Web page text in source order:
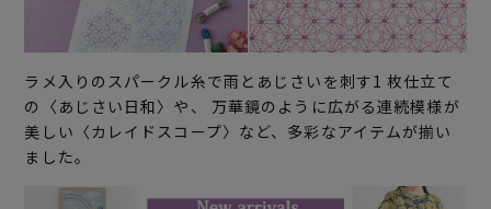
ラメ入りのスパークル糸で雨とあじさいを刺す1 枚仕立て
の〈あじさい日和〉や、 万華鏡のように広がる連続模様が
美しい〈カレイドスコープ〉など、多彩なアイテムが揃い
ました。